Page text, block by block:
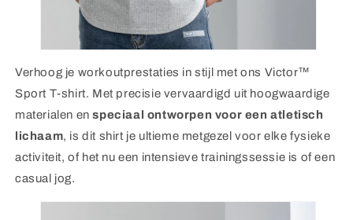
Verhoog je workoutprestaties in stijl met ons Victor™
Sport T-shirt. Met precisie vervaardigd uit hoogwaardige
materialen enspeciaal ontworpen voor een atletisch
lichaam, is dit shirt je ultieme metgezel voor elke fysieke
activiteit, of het nu een intensieve trainingssessie is of een
casual jog.